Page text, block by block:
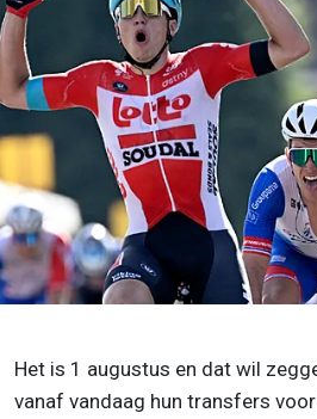
Het is 1 augustus en dat wil
vanaf vandaag hun transfers